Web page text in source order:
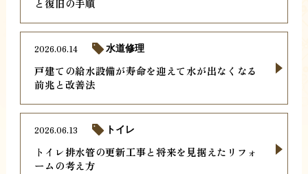
と復旧の手順
戸建ての給水設備が寿命を迎えて水が出なくなる
前兆と改善法
2026.06.14 水道修理
トイレ排水管の更新工事と将来を見据えたリフォ
ームの考え方
2026.06.13 トイレ